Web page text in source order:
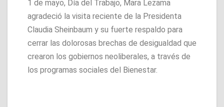
1 de mayo, Día del Trabajo, Mara Lezama
agradeció la visita reciente de la Presidenta
Claudia Sheinbaum y su fuerte respaldo para
cerrar las dolorosas brechas de desigualdad que
crearon los gobiernos neoliberales, a través de
los programas sociales del Bienestar.